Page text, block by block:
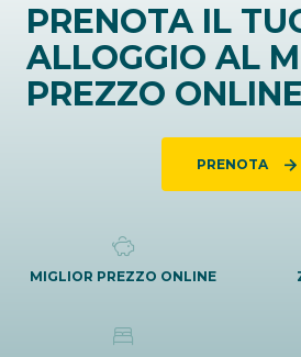
PRENOTA IL
ALLOGGIO AL
PREZZO
PRENOTA
MIGLIOR PREZZO ONLINE